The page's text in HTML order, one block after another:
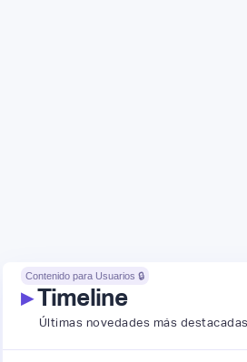
Contenido para Usuarios 🔒
▸Timeline
Últimas novedades más destacadas